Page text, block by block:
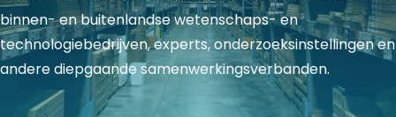
binnen- en buitenlandse wetenschaps- en
technologiebedrijven, experts, onderzoeksinstellingen en
andere diepgaande samenwerkingsverbanden.